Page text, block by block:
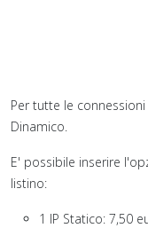
Per tutte le connessioni
Dinamico.
E' possibile inserire
listino:
1 IP Statico: 7,50